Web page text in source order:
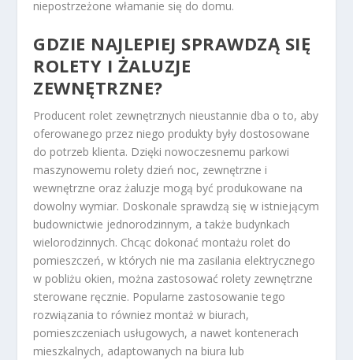
niepostrzeżone włamanie się do domu.
GDZIE NAJLEPIEJ SPRAWDZĄ SIĘ
ROLETY I ŻALUZJE
ZEWNĘTRZNE?
Producent rolet zewnętrznych nieustannie dba o to, aby
oferowanego przez niego produkty były dostosowane
do potrzeb klienta. Dzięki nowoczesnemu parkowi
maszynowemu rolety dzień noc, zewnętrzne i
wewnętrzne oraz żaluzje mogą być produkowane na
dowolny wymiar. Doskonale sprawdzą się w istniejącym
budownictwie jednorodzinnym, a także budynkach
wielorodzinnych. Chcąc dokonać montażu rolet do
pomieszczeń, w których nie ma zasilania elektrycznego
w pobliżu okien, można zastosować rolety zewnętrzne
sterowane ręcznie. Popularne zastosowanie tego
rozwiązania to równiez montaż w biurach,
pomieszczeniach usługowych, a nawet kontenerach
mieszkalnych, adaptowanych na biura lub